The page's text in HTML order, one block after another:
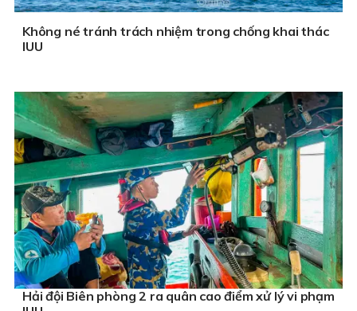
Không né tránh trách nhiệm trong chống khai thác
IUU
Hải đội Biên phòng 2 ra quân cao điểm xử lý vi phạm